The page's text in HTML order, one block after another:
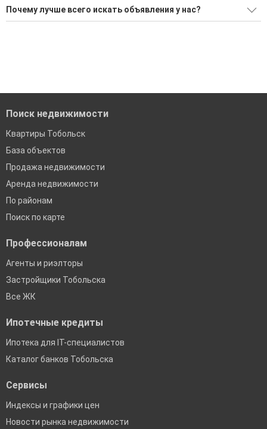
Воспользуйтесь нашим поиском по новостройкам, для
Почему лучше всего искать объявления у нас?
Поиск недвижимости
Квартиры Тобольск
База объектов
Продажа недвижимости
Аренда недвижимости
По районам
Поиск по карте
Профессионалам
Агенты и риэлторы
Застройщики Тобольска
Все ЖК
Ипотечные кредиты
Ипотека для IT-специалистов
Каталог банков Тобольска
Сервисы
Индексы и графики цен
Новости рынка недвижимости